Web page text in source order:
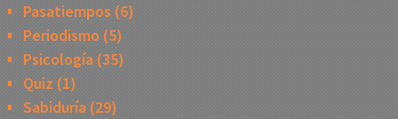
Pasatiempos (6)
Periodismo (5)
Psicología(35)
Quiz (1)
Sabiduría(29)